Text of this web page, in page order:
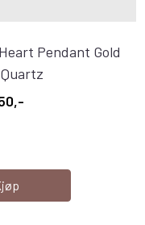
Pendant Gold